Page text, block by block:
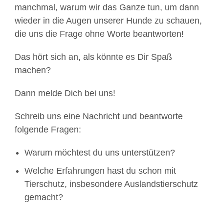
manchmal, warum wir das Ganze tun, um dann
wieder in die Augen unserer Hunde zu schauen,
die uns die Frage ohne Worte beantworten!
Das hört sich an, als könnte es Dir Spaß
machen?
Dann melde Dich bei uns!
Schreib uns eine Nachricht und beantworte
folgende Fragen:
Warum möchtest du uns unterstützen?
Welche Erfahrungen hast du schon mit
Tierschutz, insbesondere Auslandstierschutz
gemacht?